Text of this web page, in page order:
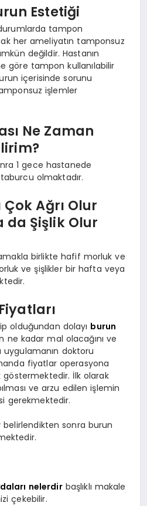
Estetiği
tampon
her ameliyatın tamponsuz
değildir. Hastanın
göre tampon kullanılabilir
içerisinde sorunu
işlemler
Ne Zaman
1 gece hastanede
olmaktadır.
Çok Ağrı Olur
da Şişlik Olur
birlikte hafif morluk ve
ve şişlikler bir hafta veya
olduğundan dolayı burun
ne kadar mal olacağını ve
doktoru
fiyatlar operasyona
göstermektedir. İlk olarak
ve arzu edilen işlemin
gerekmektedir.
sonra burun
nelerdirbaşlıklı makale
çekebilir.